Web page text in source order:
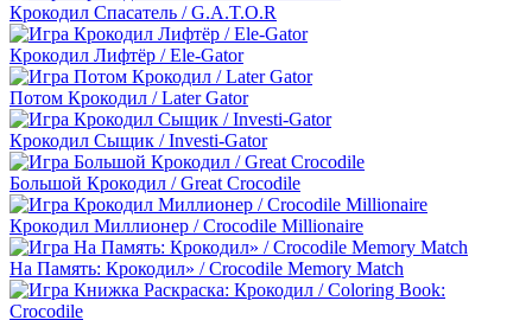
Крокодил Спасатель / G.A.T.O.R
Крокодил Лифтёр / Ele-Gator
Потом Крокодил / Later Gator
Крокодил Сыщик / Investi-Gator
Большой Крокодил / Great Crocodile
Крокодил Миллионер / Crocodile Millionaire
На Память: Крокодил» / Crocodile Memory Match